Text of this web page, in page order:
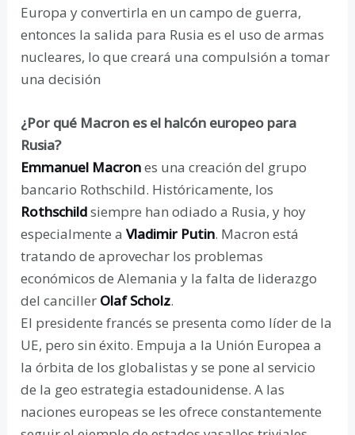
Europa y convertirla en un campo de guerra,
entonces la salida para Rusia es el uso de armas
nucleares, lo que creará una compulsión a tomar
una decisión
¿Por qué Macron es el halcón europeo para
Rusia?
Emmanuel Macrones una creación del grupo
bancario Rothschild. Históricamente, los
Rothschildsiempre han odiado a Rusia, y hoy
especialmente aVladimir Putin. Macron está
tratando de aprovechar los problemas
económicos de Alemania y la falta de liderazgo
del canciller Olaf Scholz.
El presidente francés se presenta como líder de la
UE, pero sin éxito. Empuja a la Unión Europea a
la órbita de los globalistas y se pone al servicio
de la geo estrategia estadounidense. A las
naciones europeas se les ofrece constantemente